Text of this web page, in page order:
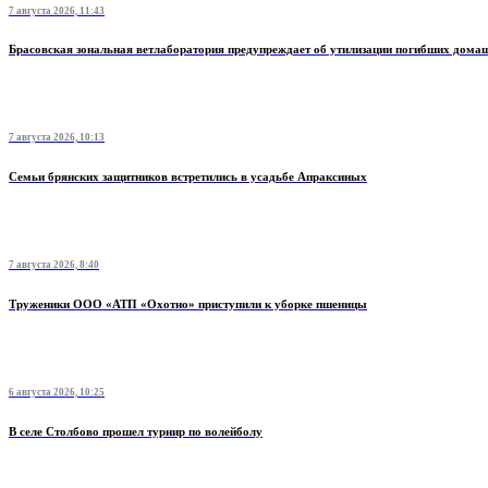
7 августа 2026, 11:43
Брасовская зональная ветлаборатория предупреждает об утилизации погибших
7 августа 2026, 10:13
Семьи брянских защитников встретились в усадьбе Апраксиных
7 августа 2026, 8:40
Труженики ООО «АТП «Охотно» приступили к уборке пшеницы
6 августа 2026, 10:25
В селе Столбово прошел турнир по волейболу